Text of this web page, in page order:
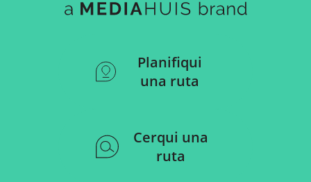
Planifiqui
una ruta
Cerqui una
ruta